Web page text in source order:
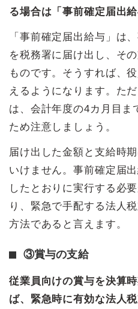
る場合は「事前確定届出
「事前確定届出給与」は
を税務署に届け出し、そ
ものです。そうすれば、
えるようになります。た
は、会計年度の4カ月目ま
ため注意しましょう。
届け出した金額と支給時
いけません。事前確定届
したとおりに実行する必
り、緊急で手配する法人
方法であると言えます。
③賞与の支給
従業員向けの賞与を決算
ば、緊急時に有効な法人